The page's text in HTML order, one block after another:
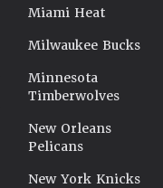
Miami Heat
Milwaukee Bucks
Minnesota
Timberwolves
New Orleans
Pelicans
New York Knicks